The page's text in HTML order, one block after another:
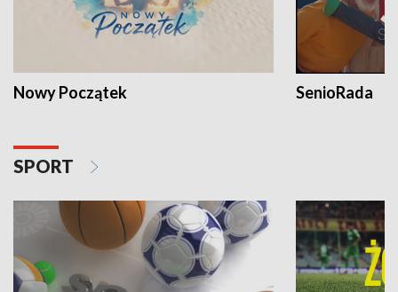
Nowy Początek SenioRada
SPORT